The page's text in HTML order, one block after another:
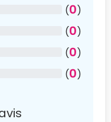
(0)
(0)
(0)
(0)